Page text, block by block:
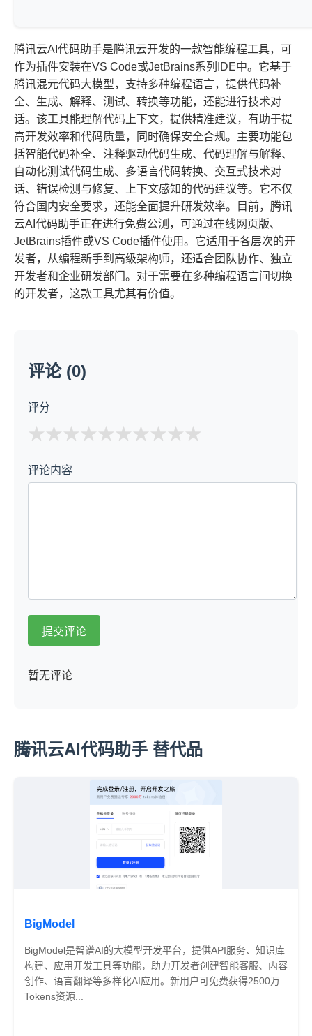
腾讯云AI代码助手是腾讯云开发的一款智能编程工具，可
作为插件安装在VS Code或JetBrains系列IDE中。它基于
腾讯混元代码大模型，支持多种编程语言，提供代码补
全、生成、解释、测试、转换等功能，还能进行技术对
话。该工具能理解代码上下文，提供精准建议，有助于提
高开发效率和代码质量，同时确保安全合规。主要功能包
括智能代码补全、注释驱动代码生成、代码理解与解释、
自动化测试代码生成、多语言代码转换、交互式技术对
话、错误检测与修复、上下文感知的代码建议等。它不仅
符合国内安全要求，还能全面提升研发效率。目前，腾讯
云AI代码助手正在进行免费公测，可通过在线网页版、
JetBrains插件或VS Code插件使用。它适用于各层次的开
发者，从编程新手到高级架构师，还适合团队协作、独立
开发者和企业研发部门。对于需要在多种编程语言间切换
的开发者，这款工具尤其有价值。
评论 (0)
评分
★ ★ ★ ★ ★
评论内容
提交评论
暂无评论
腾讯云AI代码助手 替代品
BigModel
BigModel是智谱AI的大模型开发平台，提供API服务、知识库
构建、应用开发工具等功能，助力开发者创建智能客服、内容
创作、语言翻译等多样化AI应用。新用户可免费获得2500万
Tokens资源...